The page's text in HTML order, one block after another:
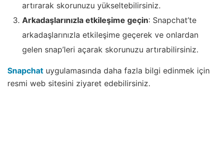
artırarak skorunuzu yükseltebilirsiniz.
Arkadaşlarınızla etkileşime geçin: Snapchat’te
arkadaşlarınızla etkileşime geçerek ve onlardan
gelen snap’leri açarak skorunuzu artırabilirsiniz.
Snapchat uygulamasında daha fazla bilgi edinmek için
resmi web sitesini ziyaret edebilirsiniz.